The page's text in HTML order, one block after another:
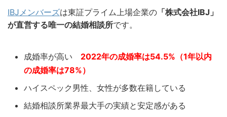
IBJメンバーズは東証プライム上場企業の 「株式会社IBJ」
が直営する唯一の結婚相談所です。
成婚率が高い 2022年の成婚率は54.5%（1年以内
の成婚率は78%）
ハイスペック男性、女性が多数在籍している
結婚相談所業界最大手の実績と安定感がある